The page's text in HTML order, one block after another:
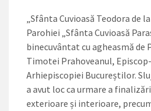
„Sfânta Cuvioasă Teodora de
Parohiei „Sfânta Cuvioasă
binecuvântat cu agheasmă
Timotei Prahoveanul,
Arhiepiscopiei Bucu­reștilor.
a avut loc ca urmare a
exterioare și interioare,